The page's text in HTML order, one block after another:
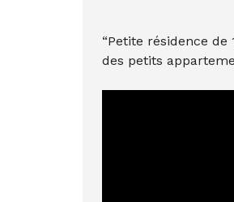
“Petite résidence
des petits